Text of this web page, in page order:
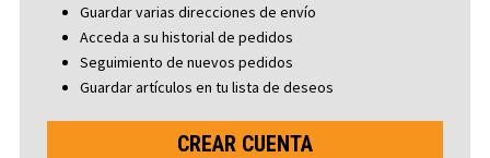
Guardar varias direcciones de envío
Acceda a su historial de pedidos
Seguimiento de nuevos pedidos
Guardar artículos en tu lista de deseos
CREAR CUENTA